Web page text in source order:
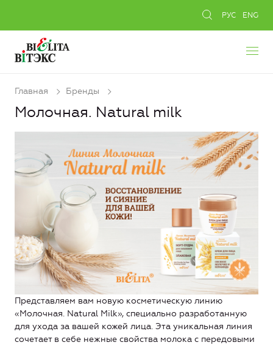
РУС ENG
Главная Бренды
Молочная. Natural milk
Представляем вам новую косметическую линию
«Молочная. Natural Milk», специально разработанную
для ухода за вашей кожей лица. Эта уникальная линия
сочетает в себе нежные свойства молока с передовыми